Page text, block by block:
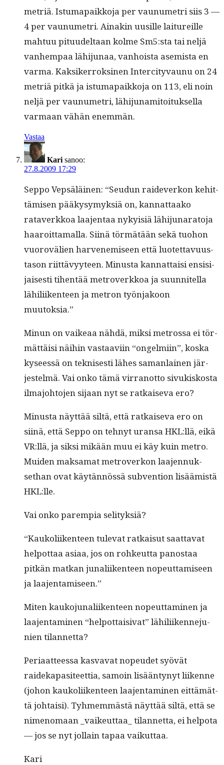
metriä. Istuma­paikko­ja per vaunumetri siis 3 —
4 per vaunumetri. Ainakin uusille lai­tureille
mah­tuu pitu­udeltaan kolme Sm5:sta tai neljä
van­hempaa lähi­ju­naa, van­hoista asemista en
var­ma. Kak­sik­er­roksi­nen Inter­ci­ty­vaunu on 24
metriä pitkä ja istuma­paikko­ja on 113, eli noin
neljä per vaunumetri, lähi­ju­na­mi­toituk­sel­la
var­maan vähän enemmän.
Vastaa
Kari sanoo:
27.8.2009 17:29
Sep­po Vep­säläi­nen: “Seudun raide­v­erkon kehit­
tämisen pääkysymyk­siä on, kan­nat­taako
rataverkkoa laa­jen­taa nyky­isiä lähi­ju­nara­to­ja
haaroit­ta­mal­la. Siinä tör­mätään sekä tuo­hon
vuorovälien har­ven­e­miseen että luotet­tavu­us­
ta­son riit­tävyy­teen. Minus­ta kan­nat­taisi ensisi­
jais­es­ti tihen­tää metro­verkkoa ja suun­nitel­la
lähili­iken­teen ja metron työn­jakoon
muutoksia.”
Min­un on vaikeaa nähdä, mik­si met­rossa ei tör­
mät­täisi näi­hin vas­taavi­in “ongelmi­in”, kos­ka
kyseessä on teknis­es­ti läh­es saman­lainen jär­
jestelmä. Vai onko tämä vir­ra­n­ot­to sivukiskos­ta
ilma­jo­hto­jen sijaan nyt se ratkai­se­va ero?
Minus­ta näyt­tää siltä, että ratkai­se­va ero on
siinä, että Sep­po on tehnyt uransa HKL:llä, eikä
VR:llä, ja sik­si mikään muu ei käy kuin metro.
Muiden mak­samat metro­verkon laa­jen­nuk­
sethan ovat käytän­nössä sub­ven­tion lisäämistä
HKL:lle.
Vai onko parem­pia selityksiä?
“Kaukoli­iken­teen tule­vat ratkaisut saat­ta­vat
helpot­taa asi­aa, jos on rohkeut­ta panos­taa
pitkän matkan junali­iken­teen nopeut­tamiseen
ja laajentamiseen.”
Miten kauko­ju­nali­iken­teen nopeut­ta­mi­nen ja
laa­jen­t­a­mi­nen “helpot­taisi­vat” lähili­iken­neju­
nien tilannetta?
Peri­aat­teessa kas­va­vat nopeudet syövät
raideka­p­a­siteet­tia, samoin lisään­tynyt liikenne
(johon kaukoli­iken­teen laa­jen­t­a­mi­nen eit­tämät­
tä johtaisi). Tyh­mem­mästä näyt­tää siltä, että se
nimeno­maan _vaikeuttaa_ tilan­net­ta, ei helpota
— jos se nyt jol­lain tapaa vaikuttaa.
Kari